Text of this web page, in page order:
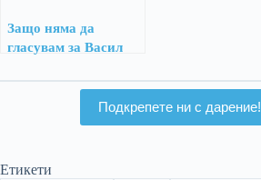
Защо няма да
гласувам за Васил
Подкрепете ни с дарение!
Етикети